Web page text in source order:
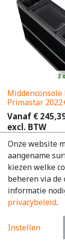
3
Middenconsole
Primastar
Vanaf €
excl. BTW
Onze website
aangename
kiezen welke
beheren via
informatie
privacybeleid.
Instellen